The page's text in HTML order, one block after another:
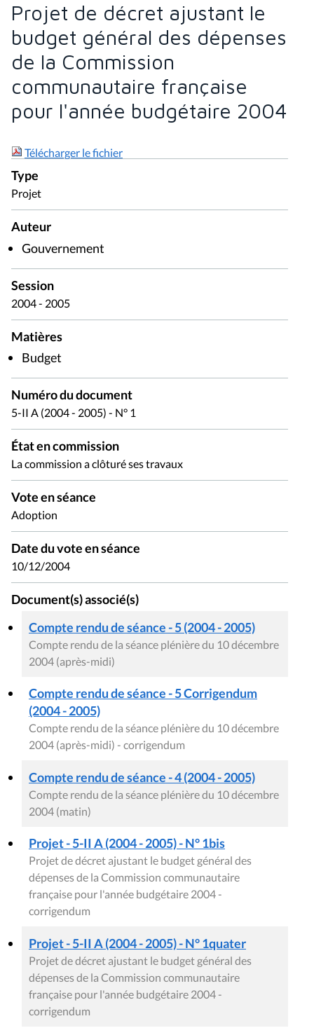
Projet de décret ajustant le
budget général des dépenses
de la Commission
communautaire française
pour l'année budgétaire 2004
Télécharger le fichier
Type
Projet
Auteur
Gouvernement
Session
2004 - 2005
Matières
Budget
Numéro du document
5-II A (2004 - 2005) - N° 1
État en commission
La commission a clôturé ses travaux
Vote en séance
Adoption
Date du vote en séance
10/12/2004
Document(s) associé(s)
Compte rendu de séance - 5 (2004 - 2005)
Compte rendu de la séance plénière du 10 décembre
2004 (après-midi)
Compte rendu de séance - 5 Corrigendum
(2004 - 2005)
Compte rendu de la séance plénière du 10 décembre
2004 (après-midi) - corrigendum
Compte rendu de séance - 4 (2004 - 2005)
Compte rendu de la séance plénière du 10 décembre
2004 (matin)
Projet - 5-II A (2004 - 2005) - N° 1bis
Projet de décret ajustant le budget général des
dépenses de la Commission communautaire
française pour l'année budgétaire 2004 -
corrigendum
Projet - 5-II A (2004 - 2005) - N° 1quater
Projet de décret ajustant le budget général des
dépenses de la Commission communautaire
française pour l'année budgétaire 2004 -
corrigendum